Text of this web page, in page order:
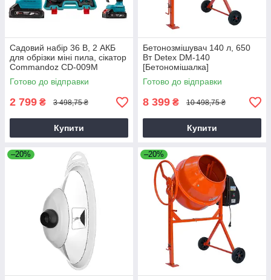
Садовий набір 36 В, 2 АКБ
для обрізки міні пила, сікатор
Commandoz CD-009M
Готово до відправки
2 799 ₴ 3 498,75 ₴
Купити
Бетонозмішувач 140 л, 650
Вт Detex DM-140
[Бетономішалка]
Готово до відправки
8 399 ₴ 10 498,75 ₴
Купити
–20% –20%